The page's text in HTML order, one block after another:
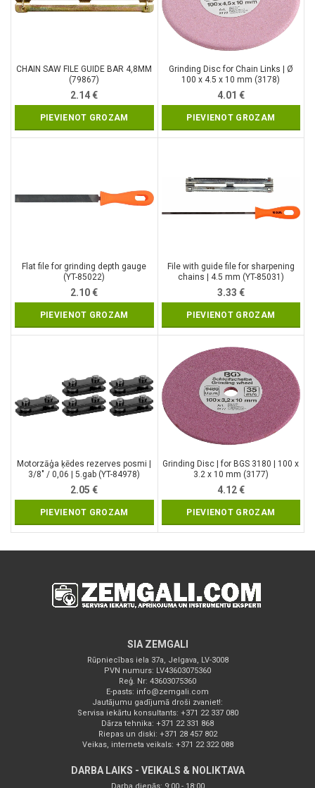
CHAIN SAW FILE GUIDE BAR 4,8MM
(79867)
2.14€
PIEVIENOT GROZAM
Grinding Disc for Chain Links | Ø
100 x 4.5 x 10 mm (3178)
4.01 €
PIEVIENOT GROZAM
Flat file for grinding depth gauge
(YT-85022)
2.10€
PIEVIENOT GROZAM
File with guide file for sharpening
chains | 4.5 mm (YT-85031)
3.33 €
PIEVIENOT GROZAM
Motorzāģa ķēdes rezerves posmi |
3/8″ / 0,06 | 5.gab (YT-84978)
2.05€
PIEVIENOT GROZAM
Grinding Disc | for BGS 3180 | 100 x
3.2 x 10 mm (3177)
4.12€
PIEVIENOT GROZAM
SIA ZEMGALI
Rūpniecības iela 37a, Jelgava, LV-3008
PVN numurs: LV43603075360
Reģ. Nr: 43603075360
E-pasts: info@zemgali.com
Jautājumu gadījumā droši zvaniet!:
Servisa iekārtu konsultants: +371 22 337 080
Dārza tehnika: +371 22 331 868
Riepas un diski: +371 28 457 802
Veikas, interneta veikals: +371 22 322 088
DARBA LAIKS - VEIKALS & NOLIKTAVA